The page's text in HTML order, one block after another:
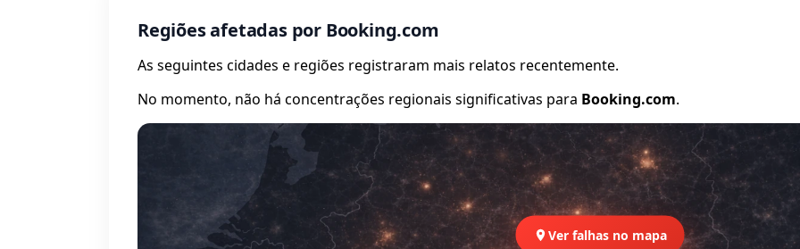
Regiões afetadas por Booking.com
As seguintes cidades e regiões registraram mais relatos recentemente.
No momento, não há concentrações regionais significativas para Booking.com.
Ver falhas no mapa